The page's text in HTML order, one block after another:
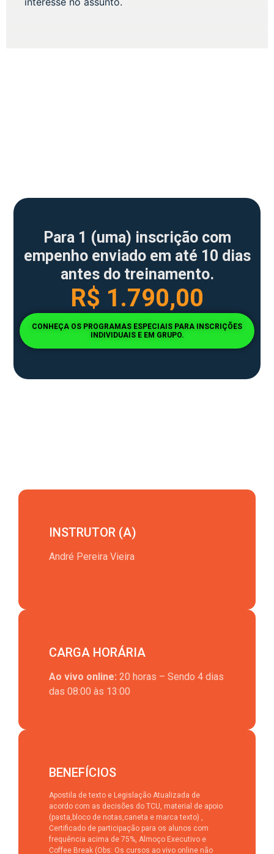
Para 1 (uma) inscrição com
empenho enviado em até 10 dias
antes do treinamento.
R$ 1.790,00
CONHEÇA OS PROGRAMAS ESPECIAIS PARA INSCRIÇÕES
INDIVIDUAIS E EM GRUPO.
INSTRUTOR (A)
André Pereira Vieira
CARGA HORÁRIA
Ao vivo online: 20 horas – Sendo 4 dias
das 08:00 às 13:00
BENEFÍCIOS
Apostila de texto e Legislação Atualizada de
acordo com as decisões do TCU, material de apoio
(pasta,bloco de notas,caneta e marca texto) ,
Certificado de participação para os alunos com
frequência acima de 75%, Almoço Executivo e
Coffee Break (Obs: Os cursos ao vivo online não